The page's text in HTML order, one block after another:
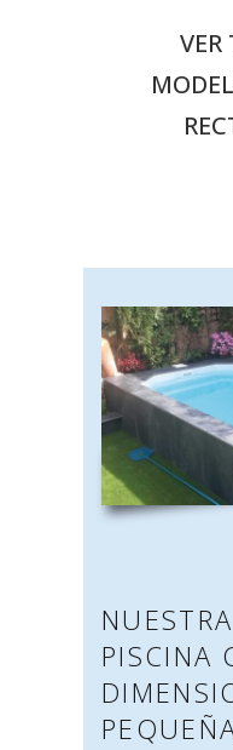
VER
NUESTRA
PISCINA